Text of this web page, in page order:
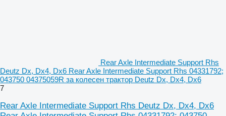
Rear Axle Intermediate Support Rhs
Deutz Dx, Dx4, Dx6 Rear Axle Intermediate Support Rhs 04331792;
043750 04375059R за колесен трактор Deutz Dx, Dx4, Dx6
7
Rear Axle Intermediate Support Rhs Deutz Dx, Dx4, Dx6